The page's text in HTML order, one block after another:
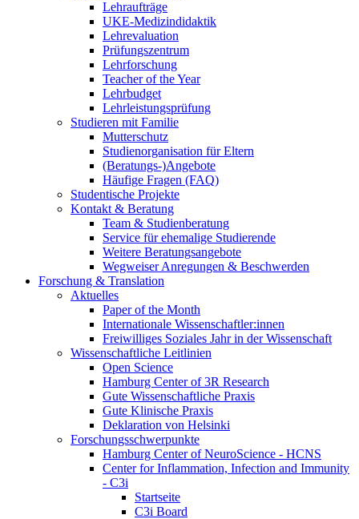
Lehraufträge
UKE-Medizindidaktik
Lehrevaluation
Prüfungszentrum
Lehrforschung
Teacher of the Year
Lehrbudget
Lehrleistungsprüfung
Studieren mit Familie
Mutterschutz
Studienorganisation für Eltern
(Beratungs-)Angebote
Häufige Fragen (FAQ)
Studentische Projekte
Kontakt & Beratung
Team & Studienberatung
Service für ehemalige Studierende
Weitere Beratungsangebote
Wegweiser Anregungen & Beschwerden
Forschung & Translation
Aktuelles
Paper of the Month
Internationale Wissenschaftler:innen
Freiwilliges Soziales Jahr in der Wissenschaft
Wissenschaftliche Leitlinien
Open Science
Hamburg Center of 3R Research
Gute Wissenschaftliche Praxis
Gute Klinische Praxis
Deklaration von Helsinki
Forschungsschwerpunkte
Hamburg Center of NeuroScience - HCNS
Center for Inflammation, Infection and Immunity
- C3i
Startseite
C3i Board